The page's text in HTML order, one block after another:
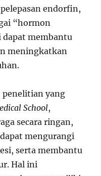
endorfin,
“hormon
membantu
meningkatkan
penelitian yang
School,
secara ringan,
mengurangi
serta membantu
Hal ini